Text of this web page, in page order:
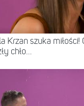
Krzan szuka miłości!
chło...